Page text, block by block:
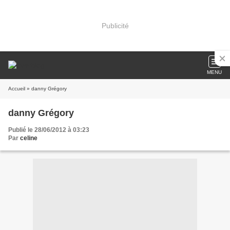
Publicité
MENU
Accueil » danny Grégory
danny Grégory
Publié le 28/06/2012 à 03:23
Par celine